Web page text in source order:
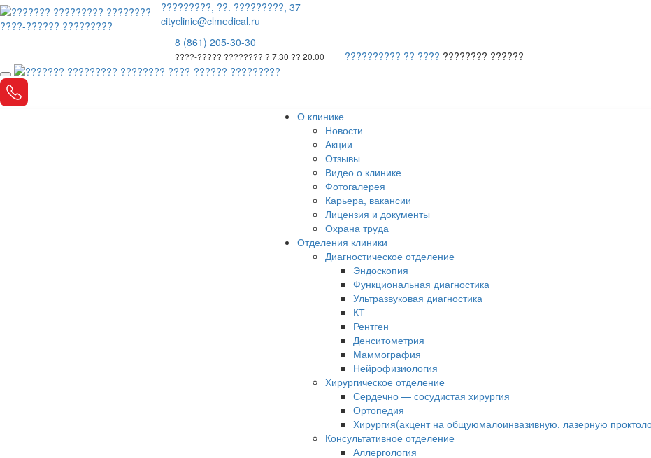
?????????, ??. ?????????, 37
cityclinic@clmedical.ru
8 (861) 205-30-30
????-????? ???????? ? 7.30 ?? 20.00 ?????????? ?? ???? ???????? ??????
О клинике
Новости
Акции
Отзывы
Видео о клинике
Фотогалерея
Карьера, вакансии
Лицензия и документы
Охрана труда
Отделения клиники
Диагностическое отделение
Эндоскопия
Функциональная диагностика
Ультразвуковая диагностика
КТ
Рентген
Денситометрия
Маммография
Нейрофизиология
Хирургическое отделение
Сердечно — сосудистая хирургия
Ортопедия
Хирургия(акцент на общуюмалоинвазивную, лазерную
Консультативное отделение
Аллергология